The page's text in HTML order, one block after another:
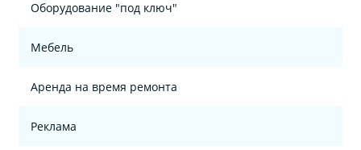
Оборудование "под ключ"
Мебель
Аренда на время ремонта
Реклама